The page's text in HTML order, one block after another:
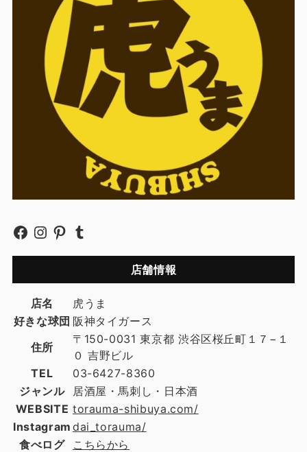
店舗情報
店名
虎うま
好きな球団 阪神タイガース
住所
〒150-0031 東京都 渋谷区桜丘町１７−１
０ 吉野ビル
TEL
03-6427-8360
ジャンル
居酒屋・馬刺し・日本酒
WEBSITE torauma-shibuya.com/
Instagram dai_torauma/
食べログ
こちらから